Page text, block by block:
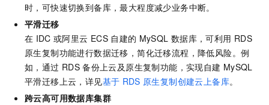
时，可快速切换到备库，最大程度减少业务中断。
平滑迁移
在 IDC 或阿里云 ECS 自建的 MySQL 数据库，可利用 RDS
原生复制功能进行数据迁移，简化迁移流程，降低风险。例
如，通过 RDS 备份上云及原生复制功能，实现自建 MySQL
平滑迁移上云，详见基于 RDS 原生复制创建云上备库。
跨云高可用数据库集群